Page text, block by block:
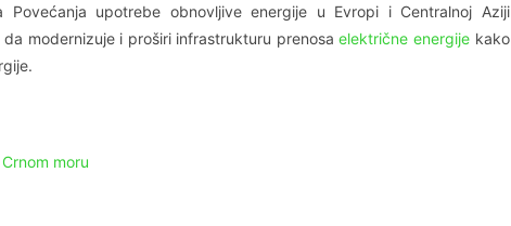
upotrebe obnovljive energije u Evropi i Centralnoj Aziji
da modernizuje i proširi infrastrukturu prenosaelektrične energije kako
moru